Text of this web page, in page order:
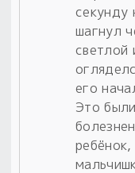
секунду
шагнул
светлой
его
Это